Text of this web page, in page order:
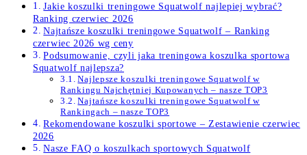
Jakie koszulki treningowe Squatwolf najlepiej wybrać?
Ranking czerwiec 2026
Najtańsze koszulki treningowe Squatwolf – Ranking
czerwiec 2026 wg ceny
Podsumowanie, czyli jaka treningowa koszulka sportowa
Squatwolf najlepsza?
Najlepsze koszulki treningowe Squatwolf w
Rankingu Najchętniej Kupowanych – nasze TOP3
Najtańsze koszulki treningowe Squatwolf w
Rankingach – nasze TOP3
Rekomendowane koszulki sportowe – Zestawienie czerwiec
2026
Nasze FAQ o koszulkach sportowych Squatwolf